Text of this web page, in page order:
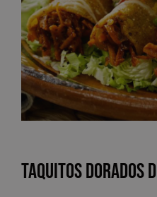
Taquitos Dorados